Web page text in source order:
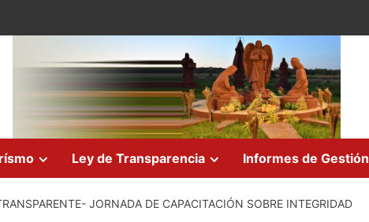
Ley de Transparencia Informes de Gestión
JORNADA DE CAPACITACIÓN SOBRE INTEGRIDAD